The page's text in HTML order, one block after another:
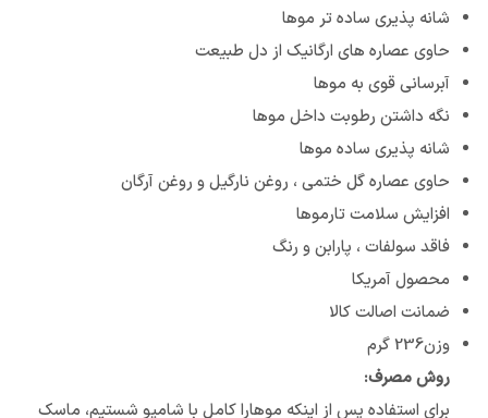
شانه پذیری ساده تر موها
حاوی عصاره های ارگانیک از دل طبیعت
آبرسانی قوی به موها
نگه داشتن رطوبت داخل موها
شانه پذیری ساده موها
حاوی عصاره گل ختمی ، روغن نارگیل و روغن آرگان
افزایش سلامت تارموها
فاقد سولفات ، پارابن و رنگ
محصول آمریکا
ضمانت اصالت کالا
وزن236 گرم
روش مصرف:
برای استفاده پس از اینکه موهارا کامل با شامپو شستیم، ماسک